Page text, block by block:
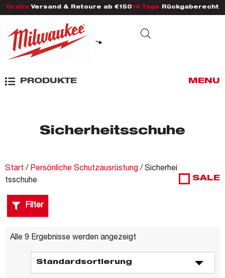
Gratis Versand & Retoure ab €150 14 Tage Rückgaberecht
PRODUKTE MENU
Sicherheitsschuhe
Start / Persönliche Schutzausrüstung / Sicherhei
tsschuhe
SALE
Filter
Alle 9 Ergebnisse werden angezeigt